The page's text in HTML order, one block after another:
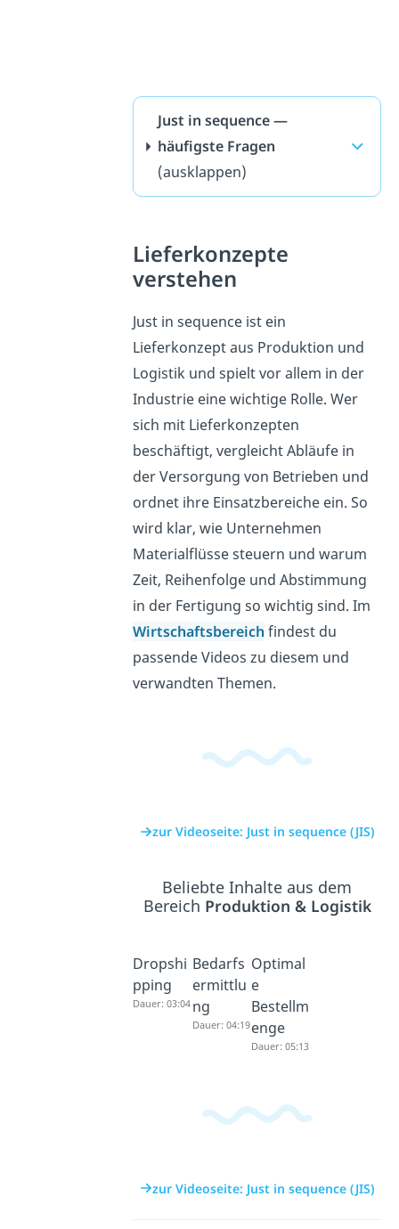
Just in sequence —
häufigste Fragen
(ausklappen)
Lieferkonzepte
verstehen
Just in sequence ist ein
Lieferkonzept aus Produktion und
Logistik und spielt vor allem in der
Industrie eine wichtige Rolle. Wer
sich mit Lieferkonzepten
beschäftigt, vergleicht Abläufe in
der Versorgung von Betrieben und
ordnet ihre Einsatzbereiche ein. So
wird klar, wie Unternehmen
Materialflüsse steuern und warum
Zeit, Reihenfolge und Abstimmung
in der Fertigung so wichtig sind. Im
Wirtschaftsbereich findest du
passende Videos zu diesem und
verwandten Themen.
zur Videoseite: Just in sequence (JIS)
Beliebte Inhalte aus dem
Bereich Produktion & Logistik
Dropshi
pping
Dauer: 03:04
Bedarfs
ermittlu
ng
Dauer: 04:19
Optimal
e
Bestellm
enge
Dauer: 05:13
zur Videoseite: Just in sequence (JIS)